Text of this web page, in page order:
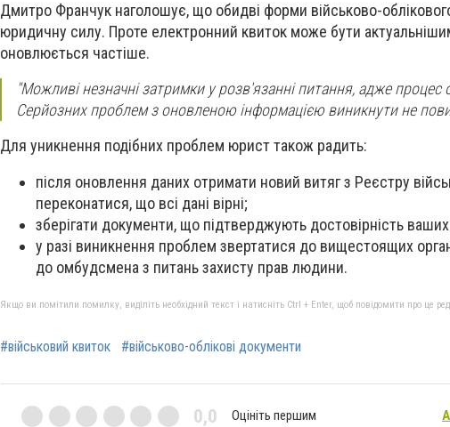
Дмитро Франчук наголошує, що обидві форми військово-
юридичну силу. Проте електронний квиток може бути
оновлюється частіше.
"Можливі незначні затримки у розв'язанні питання, адже процес
Серйозних проблем з оновленою інформацією виникнути не
Для уникнення подібних проблем юрист також радить:
після оновлення даних отримати новий витяг з Реєстру
переконатися, що всі дані вірні;
зберігати документи, що підтверджують достовірність
у разі виникнення проблем звертатися до вищестоящих
до омбудсмена з питань захисту прав людини.
Якщо ви помітили помилку, виділіть необхідний текст і натисніть Ctrl + Enter, щоб повідомити про це
#військовий квиток #військово-облікові документи
0,0 Оцініть першим